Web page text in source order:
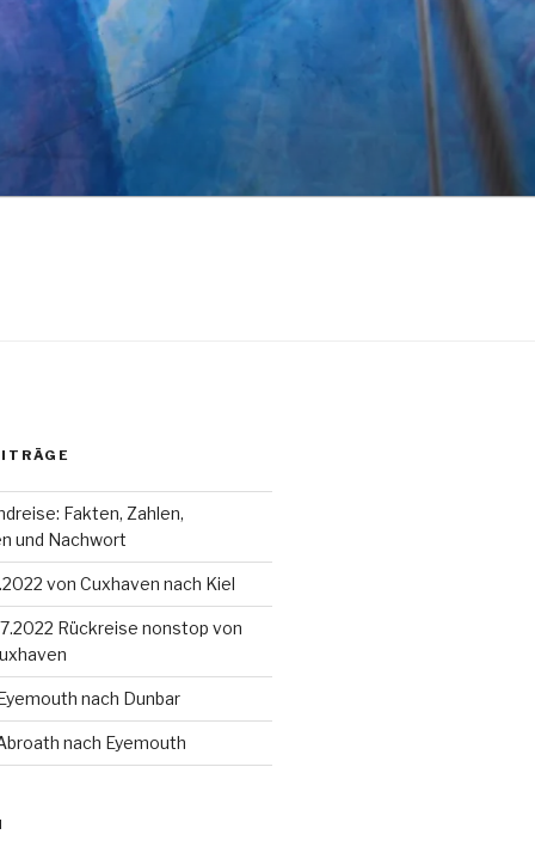
Fakten, Zahlen,
und Nachwort
von Cuxhaven nach Kiel
Rückreise nonstop von
nach Dunbar
nach Eyemouth